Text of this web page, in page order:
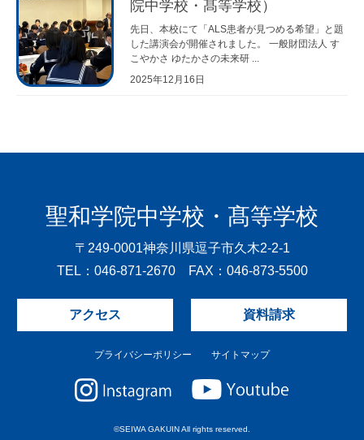
院中学校・髙等学校）
先日、本校にて「ALS患者が見つめる希望」と題
した講演会が開催されました。 一般財団法人 す
こやかさ ゆたかさの未来研 ...
2025年12月16日
聖和学院中学校・髙等学校
〒249-0001神奈川県逗子市久木2-2-1
TEL：046-871-2670 FAX：046-873-5500
アクセス 資料請求
プライバシーポリシー サイトマップ
©SEIWA GAKUIN All rights reserved.